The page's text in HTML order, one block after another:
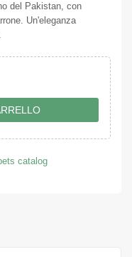
del Pakistan, con
Un'eleganza